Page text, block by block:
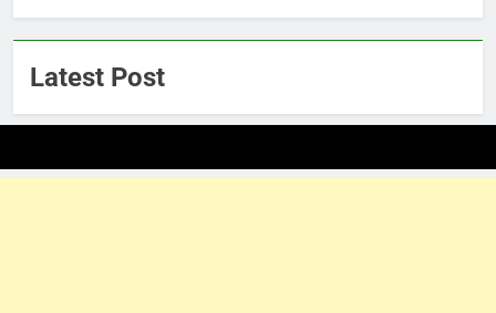
Latest Post